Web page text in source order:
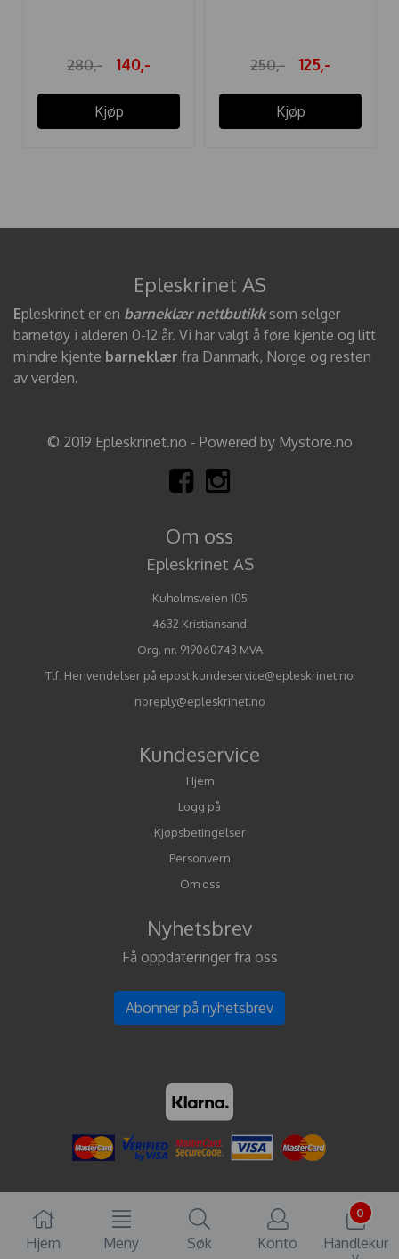
Hjem Meny Søk Konto
0
Handlekur
280,- 140,-
Kjøp
250,- 125,-
Kjøp
Epleskrinet AS
Epleskrinet er en barneklær nettbutikksom selger
barnetøy i alderen 0-12 år. Vi har valgt å føre kjente og litt
mindre kjente barneklær fra Danmark, Norge og resten
av verden.
© 2019 Epleskrinet.no - Powered by Mystore.no
Om oss
Epleskrinet AS
Kuholmsveien 105
4632 Kristiansand
Org. nr. 919060743 MVA
Tlf: Henvendelser på epost kundeservice@epleskrinet.no
noreply@epleskrinet.no
Kundeservice
Hjem
Logg på
Kjøpsbetingelser
Personvern
Om oss
Nyhetsbrev
Få oppdateringer fra oss
Abonner på nyhetsbrev